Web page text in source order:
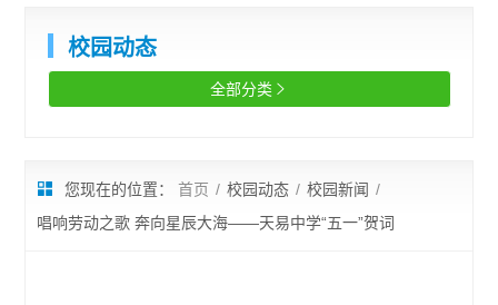
校园动态
全部分类 
您现在的位置： 首页 / 校园动态 / 校园新闻 /
唱响劳动之歌 奔向星辰大海——天易中学“五一”贺词